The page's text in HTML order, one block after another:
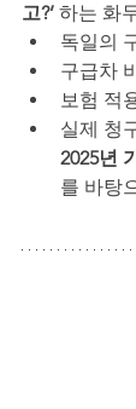
고?’ 하는 화
독일의
구급차
보험 적
실제 청
2025년
를 바탕